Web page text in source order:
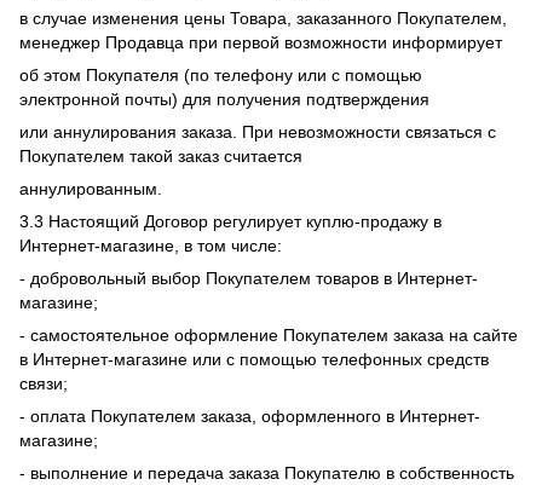
в случае изменения цены Товара, заказанного Покупателем,
менеджер Продавца при первой возможности информирует
об этом Покупателя (по телефону или с помощью
электронной почты) для получения подтверждения
или аннулирования заказа. При невозможности связаться с
Покупателем такой заказ считается
аннулированным.
3.3 Настоящий Договор регулирует куплю-продажу в
Интернет-магазине, в том числе:
- добровольный выбор Покупателем товаров в Интернет-
магазине;
- самостоятельное оформление Покупателем заказа на сайте
в Интернет-магазине или с помощью телефонных средств
связи;
- оплата Покупателем заказа, оформленного в Интернет-
магазине;
- выполнение и передача заказа Покупателю в собственность